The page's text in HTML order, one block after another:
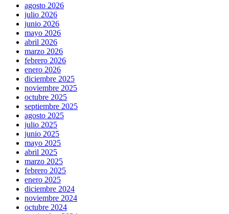
agosto 2026
julio 2026
junio 2026
mayo 2026
abril 2026
marzo 2026
febrero 2026
enero 2026
diciembre 2025
noviembre 2025
octubre 2025
septiembre 2025
agosto 2025
julio 2025
junio 2025
mayo 2025
abril 2025
marzo 2025
febrero 2025
enero 2025
diciembre 2024
noviembre 2024
octubre 2024